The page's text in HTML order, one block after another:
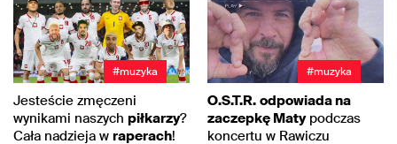
#muzyka
Jesteście zmęczeni
wynikami naszych piłkarzy?
Cała nadzieja w raperach!
#muzyka
O.S.T.R. odpowiada na
zaczepkę Matypodczas
koncertu w Rawiczu